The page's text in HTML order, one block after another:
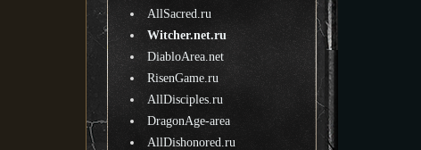
AllSacred.ru
Witcher.net.ru
DiabloArea.net
RisenGame.ru
AllDisciples.ru
DragonAge-area
AllDishonored.ru